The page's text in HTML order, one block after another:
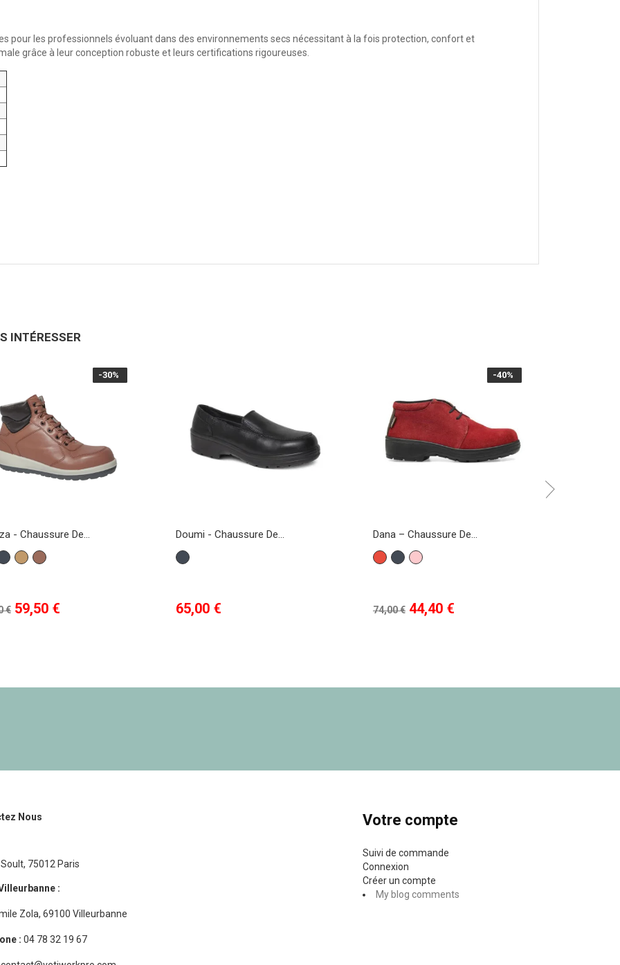
pour les professionnels évoluant dans des environnements secs nécessitant à la fois protection, confort et
grâce à leur conception robuste et leurs certifications rigoureuses.
INTÉRESSER
-30%
-30%
- Chaussure De...
Camelbrique
€ Prix
59,50 €
Doumi - Chaussure De...
Noir
Prix
65,00 €
-40%
-40%
Dana – Chaussure De...
RougeNoir Rose
Prix
74,00 € Prix
44,40 €
Nous
75012 Paris
:
Zola, 69100 Villeurbanne
: 04 78 32 19 67
Votre compte
Suivi de commande
Connexion
Créer un compte
My blog comments